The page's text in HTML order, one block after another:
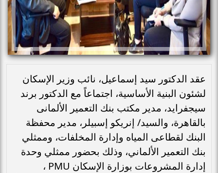
عقد الدكتور سيد إسماعيل، نائب وزير الإسكان
لشئون البنية الأساسية، اجتماعاً مع الدكتور برند
سيجفرايد، مدير مكتب بنك التعمير الألمانى
بالقاهرة، والسيد/ إنريكو إسبيلر، مدير محفظة
البنك لقطاعى المياه وإدارة المخلفات، وممثلي
بنك التعمير الألماني، وذلك بحضور ممثلي وحدة
إدارة المشروعات بوزارة الإسكان PMU ،